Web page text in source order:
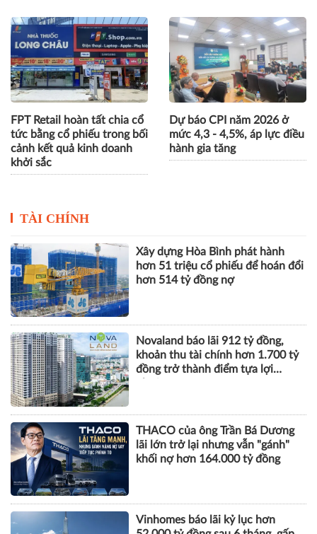
CVS Holdings tiếp tục bị
Thanh tra Chứng khoán xử
phạt vì vi phạm công bố
thông tin
CC1 lên tiếng sau quyết
định cảnh báo của HNX,
công bố lịch tổ chức
ĐHĐCĐ thường niên 2026
FPT Retail hoàn tất chia cổ
cảnh kết quả kinh doanh
khởi sắc
hành gia tăng
TÀI CHÍNH
Xây dựng Hòa Bình phát hành
hơn 51 triệu cổ phiếu để hoán đổi
hơn 514 tỷ đồng nợ
Novaland báo lãi 912 tỷ đồng,
khoản thu tài chính hơn 1.700 tỷ
đồng trở thành điểm tựa lợi
THACO của ông Trần Bá Dương